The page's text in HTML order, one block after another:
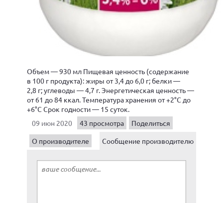
Объем — 930 мл Пищевая ценность (содержание
в 100 г продукта): жиры от 3,4 до 6,0 г; белки —
2,8 г; углеводы — 4,7 г. Энергетическая ценность —
от 61 до 84 ккал. Температура хранения от +2°C до
+6°C Срок годности — 15 суток.
09 июн 2020
43 просмотра
Поделиться
О производителе
Сообщение производителю